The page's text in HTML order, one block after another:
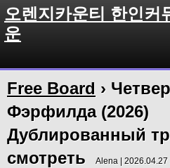
오렌지카운티 한인커
운
Free Board ›
Фэрфилда (2026)
Дублированный
смотреть
Alena | 2026.04.27